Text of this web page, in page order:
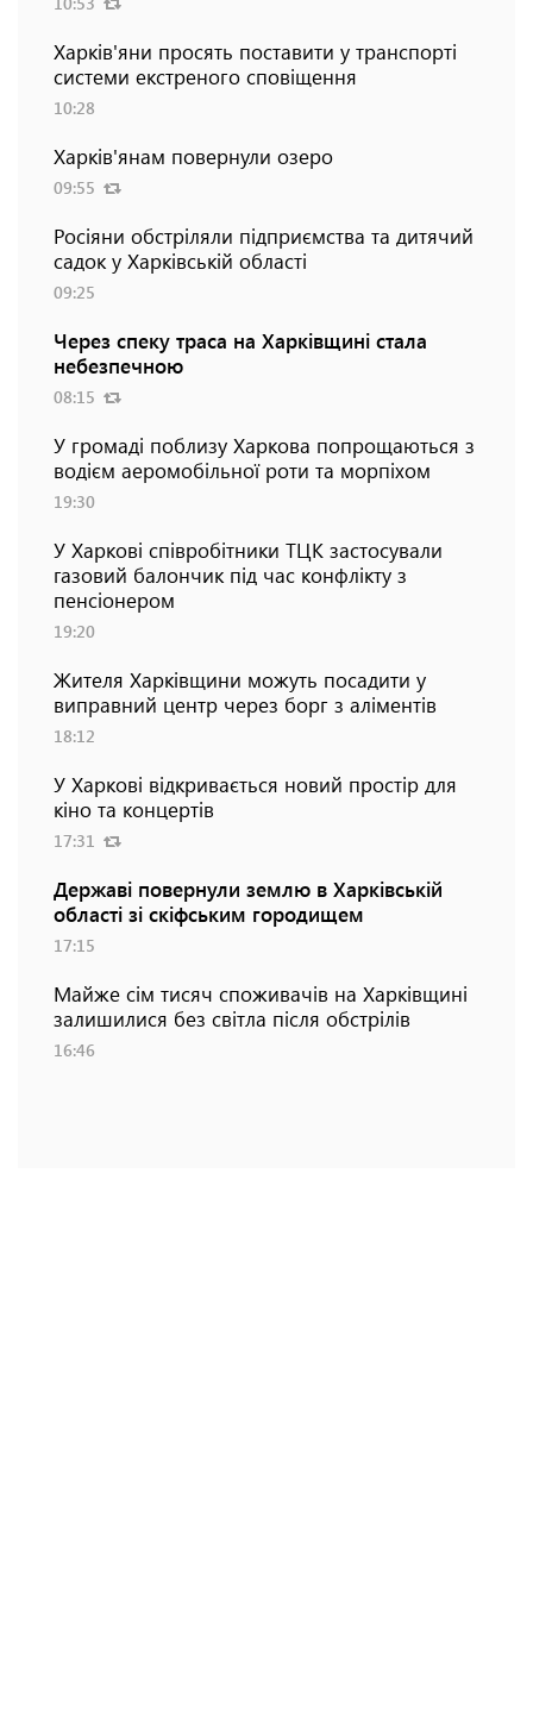
Харків'яни просять поставити у транспорті
системи екстреного сповіщення
10:28
Харків'янам повернули озеро
09:55
Росіяни обстріляли підприємства та дитячий
садок у Харківській області
09:25
Через спеку траса на Харківщині стала
небезпечною
08:15
У громаді поблизу Харкова попрощаються з
водієм аеромобільної роти та морпіхом
19:30
У Харкові співробітники ТЦК застосували
газовий балончик під час конфлікту з
пенсіонером
19:20
Жителя Харківщини можуть посадити у
виправний центр через борг з аліментів
18:12
У Харкові відкривається новий простір для
кіно та концертів
17:31
Державі повернули землю в Харківській
області зі скіфським городищем
17:15
Майже сім тисяч споживачів на Харківщині
залишилися без світла після обстрілів
16:46